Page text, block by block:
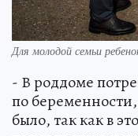
Для молодой семьи
- В роддоме
по
было, так как в